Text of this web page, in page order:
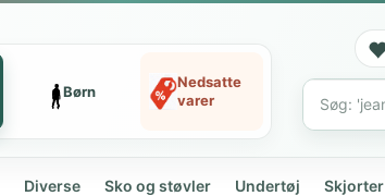
Børn
Nedsatte
varer
Søg
Diverse Sko og støvler Undertøj Skjorter